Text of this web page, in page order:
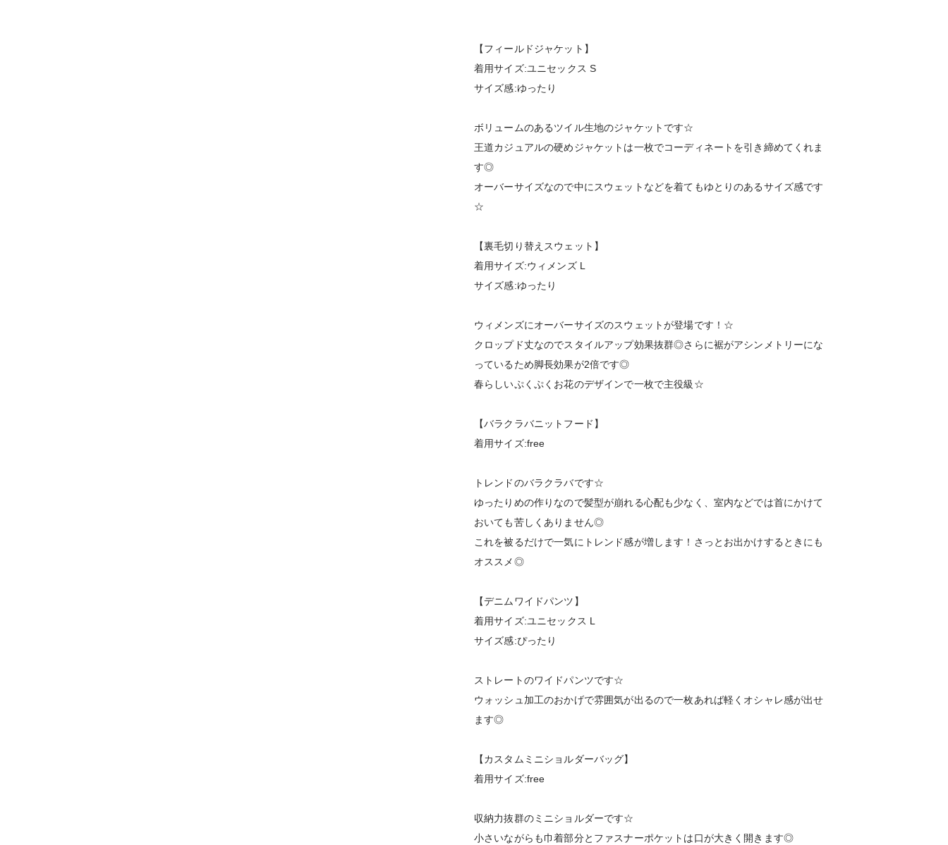
【フィールドジャケット】
着用サイズ:ユニセックス S
サイズ感:ゆったり
ボリュームのあるツイル生地のジャケットです☆
王道カジュアルの硬めジャケットは一枚でコーディネートを引き締めてくれま
す◎
オーバーサイズなので中にスウェットなどを着てもゆとりのあるサイズ感です
☆
【裏毛切り替えスウェット】
着用サイズ:ウィメンズ L
サイズ感:ゆったり
ウィメンズにオーバーサイズのスウェットが登場です！☆
クロップド丈なのでスタイルアップ効果抜群◎さらに裾がアシンメトリーにな
っているため脚長効果が2倍です◎
春らしいぷくぷくお花のデザインで一枚で主役級☆
【バラクラバニットフード】
着用サイズ:free
トレンドのバラクラバです☆
ゆったりめの作りなので髪型が崩れる心配も少なく、室内などでは首にかけて
おいても苦しくありません◎
これを被るだけで一気にトレンド感が増します！さっとお出かけするときにも
オススメ◎
【デニムワイドパンツ】
着用サイズ:ユニセックス L
サイズ感:ぴったり
ストレートのワイドパンツです☆
ウォッシュ加工のおかげで雰囲気が出るので一枚あれば軽くオシャレ感が出せ
ます◎
【カスタムミニショルダーバッグ】
着用サイズ:free
収納力抜群のミニショルダーです☆
小さいながらも巾着部分とファスナーポケットは口が大きく開きます◎